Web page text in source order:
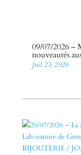
09/07/2026 –
nouveautés
Juil 23, 2026